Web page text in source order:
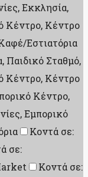
Εκκλησία,
Κέντρο, Κέντρο
Εστιατόρια
Παιδικό Σταθμό,
Κέντρο, Κέντρο
Κέντρο,
Εμπορικό
Κοντά σε:
σε:
Κοντά σε: